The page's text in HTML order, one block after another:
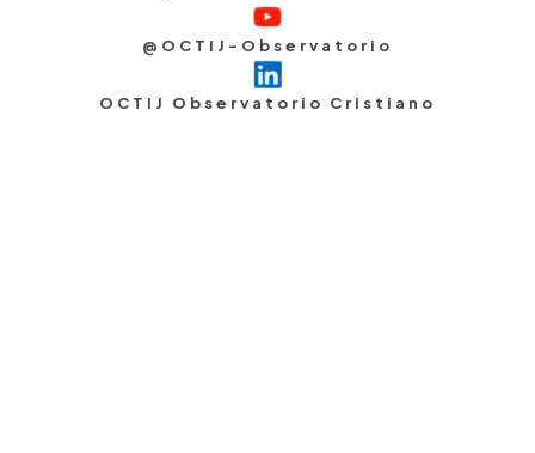
@OCTIJ-Observatorio
OCTIJ Observatorio Cristiano